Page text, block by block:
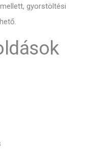
gyorstöltési